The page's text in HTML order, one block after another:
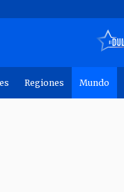
Regiones Mundo